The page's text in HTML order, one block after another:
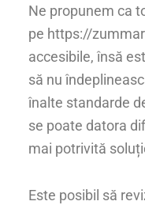
Ne propunem ca
pe https://
accesibile, însă
să nu
înalte standarde
se poate datora
mai potrivită
Este posibil să